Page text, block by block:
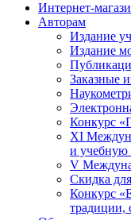
Интернет-
Авторам
Издание
Издание
Заказные
Конкурс
XI
и учебную
V
Скидка
Конкурс
традиции,